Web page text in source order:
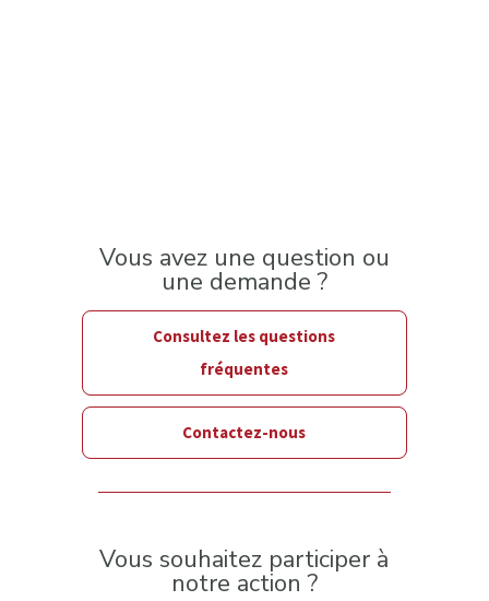
Vous avez une question ou
une demande ?
Consultez les questions
fréquentes
Contactez-nous
Vous souhaitez participer à
notre action ?